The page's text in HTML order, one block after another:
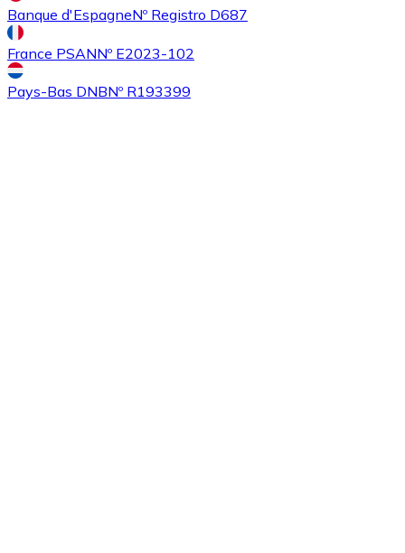
Banque d'EspagneNº Registro D687
France PSANNº E2023-102
Pays-Bas DNBNº R193399